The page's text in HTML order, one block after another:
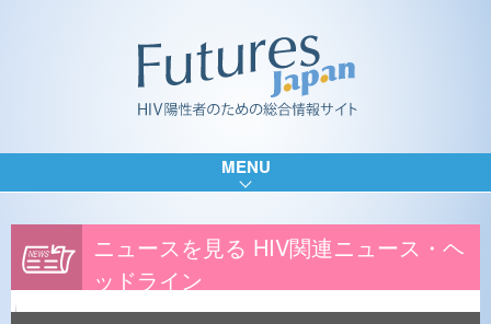
MENU
ニュースを見る HIV関連ニュース・ヘ
ッドライン